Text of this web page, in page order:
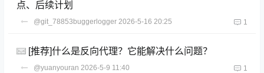
点、后续计划
@git_78853buggerlogger 2026-5-16 20:25 1
[推荐]什么是反向代理？它能解决什么问题？
@yuanyouran 2026-5-9 11:40 1